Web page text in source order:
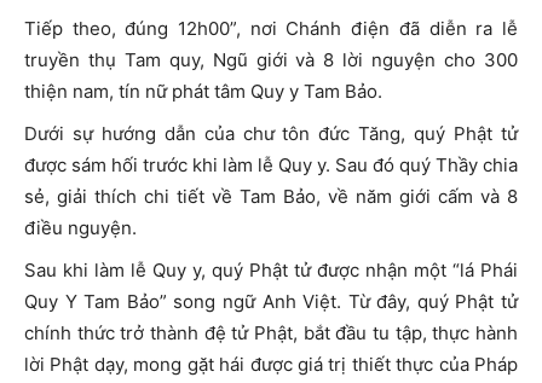
Tiếp theo, đúng 12h00”, nơi Chánh điện đã diễn ra lễ
truyền thụ Tam quy, Ngũ giới và 8 lời nguyện cho 300
thiện nam, tín nữ phát tâm Quy y Tam Bảo.
Dưới sự hướng dẫn của chư tôn đức Tăng, quý Phật tử
được sám hối trước khi làm lễ Quy y. Sau đó quý Thầy chia
sẻ, giải thích chi tiết về Tam Bảo, về năm giới cấm và 8
điều nguyện.
Sau khi làm lễ Quy y, quý Phật tử được nhận một “lá Phái
Quy Y Tam Bảo” song ngữ Anh Việt. Từ đây, quý Phật tử
chính thức trở thành đệ tử Phật, bắt đầu tu tập, thực hành
lời Phật dạy, mong gặt hái được giá trị thiết thực của Pháp